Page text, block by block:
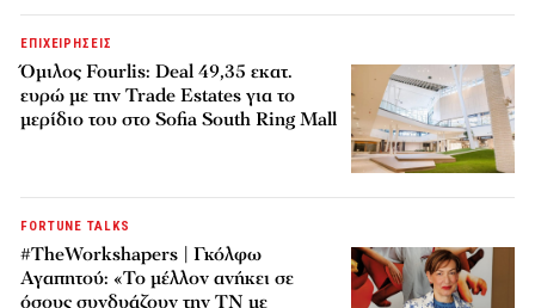
ΕΠΙΧΕΙΡΗΣΕΙΣ
Όμιλος Fourlis: Deal 49,35 εκατ.
ευρώ με την Trade Estates για το
μερίδιο του στο Sofia South Ring Mall
FORTUNE TALKS
#TheWorkshapers | Γκόλφω
Αγαπητού: «Το μέλλον ανήκει σε
όσους συνδυάζουν την ΤΝ με